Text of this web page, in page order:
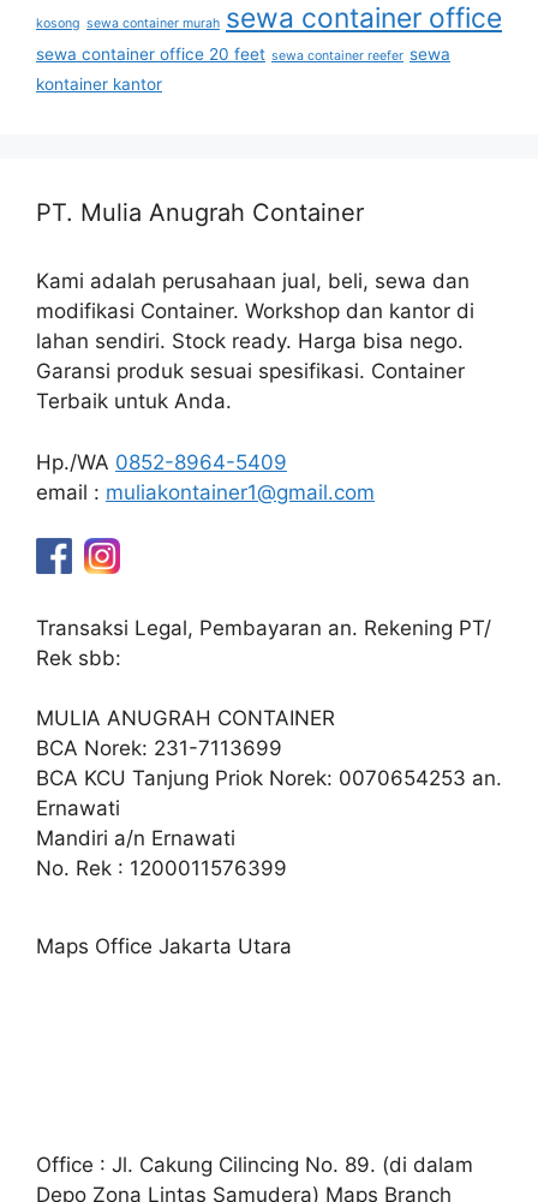
kosong sewa container murah sewa container office
sewa container office 20 feet sewa container reefer sewa
kontainer kantor
PT. Mulia Anugrah Container
Kami adalah perusahaan jual, beli, sewa dan
modifikasi Container. Workshop dan kantor di
lahan sendiri. Stock ready. Harga bisa nego.
Garansi produk sesuai spesifikasi. Container
Terbaik untuk Anda.
Hp./WA 0852-8964-5409
email : muliakontainer1@gmail.com
Transaksi Legal, Pembayaran an. Rekening PT/
Rek sbb:
MULIA ANUGRAH CONTAINER
BCA Norek: 231-7113699
BCA KCU Tanjung Priok Norek: 0070654253 an.
Ernawati
Mandiri a/n Ernawati
No. Rek : 1200011576399
Maps Office Jakarta Utara
Office : Jl. Cakung Cilincing No. 89. (di dalam
Depo Zona Lintas Samudera) Maps Branch